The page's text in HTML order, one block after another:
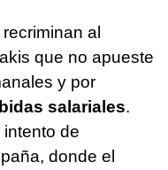
al
que no apueste
y por
salariales.
de
donde el